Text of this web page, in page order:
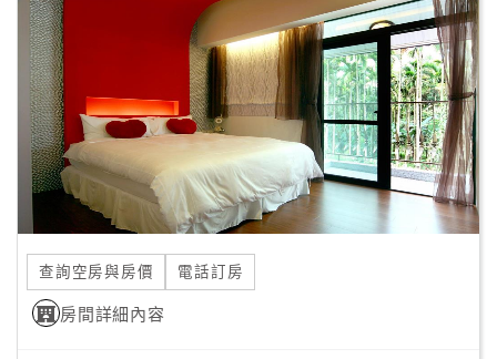
單
Line
線
上
客
服
紅
利
查
竭誠歡迎您來一趟「御爵渡假山莊」，您將感受到她親切、
熱情的服務！
查詢空房與房價 電話訂房
房間詳細內容